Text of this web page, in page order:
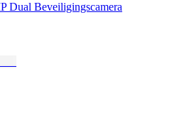
Dual Beveiligingscamera